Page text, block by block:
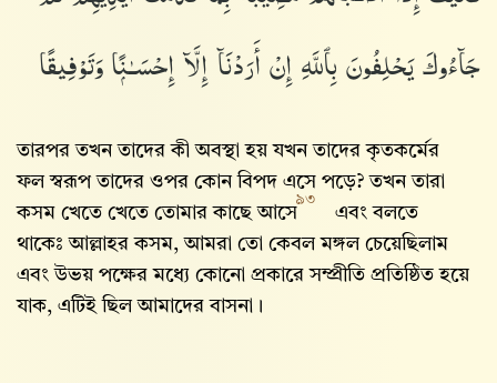
جَآءُوكَ يَحْلِفُونَ بِٱللَّهِ إِنْ أَرَدْنَآ إِلَّآ إِحْسَـٰنًۭا وَتَوْفِيقًا
তারপর তখন তাদের কী অবস্থা হয় যখন তাদের কৃতকর্মের
ফল স্বরূপ তাদের ওপর কোন বিপদ এসে পড়ে? তখন তারা
কসম খেতে খেতে তোমার কাছে আসে
৯৩
এবং বলতে
থাকেঃ আল্লাহর কসম, আমরা তো কেবল মঙ্গল চেয়েছিলাম
এবং উভয় পক্ষের মধ্যে কোনো প্রকারে সম্প্রীতি প্রতিষ্ঠিত হয়ে
যাক, এটিই ছিল আমাদের বাসনা।